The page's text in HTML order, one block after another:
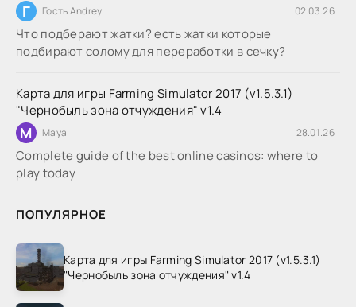
Г Гость Andrey 02.03.26
Что подберают жатки? есть жатки которые
подбирают солому для переработки в сечку?
Карта для игры Farming Simulator 2017 (v1.5.3.1)
"Чернобыль зона отчуждения" v1.4
M Maya 28.01.26
Complete guide of the best online casinos: where to
play today
ПОПУЛЯРНОЕ
Карта для игры Farming Simulator 2017 (v1.5.3.1)
"Чернобыль зона отчуждения" v1.4